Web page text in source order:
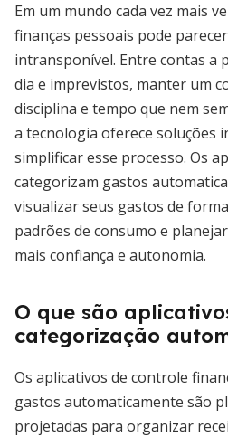
Em um mundo cada vez mais
finanças pessoais pode
intransponível. Entre contas a
dia e imprevistos, manter um
disciplina e tempo que nem
a tecnologia oferece soluções
simplificar esse processo. Os
categorizam gastos
visualizar seus gastos de
padrões de consumo e
mais confiança e autonomia.
O que são
categorização
Os aplicativos de controle
gastos automaticamente são
projetadas para organizar